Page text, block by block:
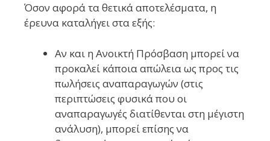
Όσον αφορά τα θετικά αποτελέσματα, η
έρευνα καταλήγει στα εξής:
Αν και η Ανοικτή Πρόσβαση μπορεί να
προκαλεί κάποια απώλεια ως προς τις
πωλήσεις αναπαραγωγών (στις
περιπτώσεις φυσικά που οι
αναπαραγωγές διατίθενται στη μέγιστη
ανάλυση), μπορεί επίσης να